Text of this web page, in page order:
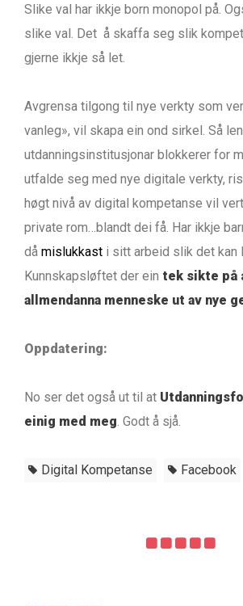
Slike val har ikkje born monopol på.
slike val. Det å skaffa seg slik
gjerne ikkje så let.
Avgrensa tilgong til nye verkty som
vanleg», vil skapa ein ond sirkel. Så
utdanningsinstitusjonar blokkerer for
utfalde seg med nye digitale verkty,
høgt nivå av digital kompetanse vil
private rom…blandt dei få. Har ikkje
då mislukkast i sitt arbeid slik det kan
Kunnskapsløftet der ein tek sikte på
allmendanna menneske ut av nye
Oppdatering:
No ser det også ut til at
einig med meg . Godt å sjå.
Digital Kompetanse Facebook